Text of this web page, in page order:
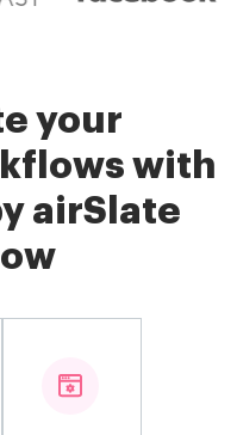
your
with
airSlate